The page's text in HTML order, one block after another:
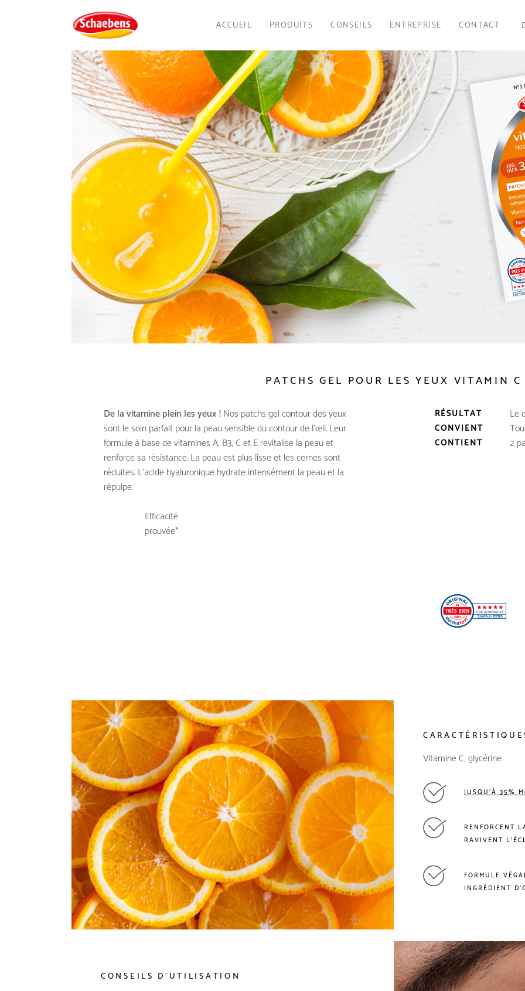
ACCUEIL PRODUITS CONSEILS ENTREPRISE CONTACT
PATCHS GEL POUR LES YEUX VITAMIN C
De la vitamine plein les yeux !Nos patchs gel contour des yeux
sont le soin parfait pour la peau sensible du contour de l’œil. Leur
formule à base de vitamines A, B3, C et E revitalise la peau et
renforce sa résistance. La peau est plus lisse et les cernes sont
réduites. L’acide hyaluronique hydrate intensément la peau et la
répulpe.
Efficacité
prouvée*
RÉSULTAT Le
CONVIENT
CONTIENT 2
Vitamine C, glycérine
JUSQU'À 35%
RENFORCENT
RAVIVENT
FORMULE
INGRÉDIENT
CONSEILS D'UTILISATION